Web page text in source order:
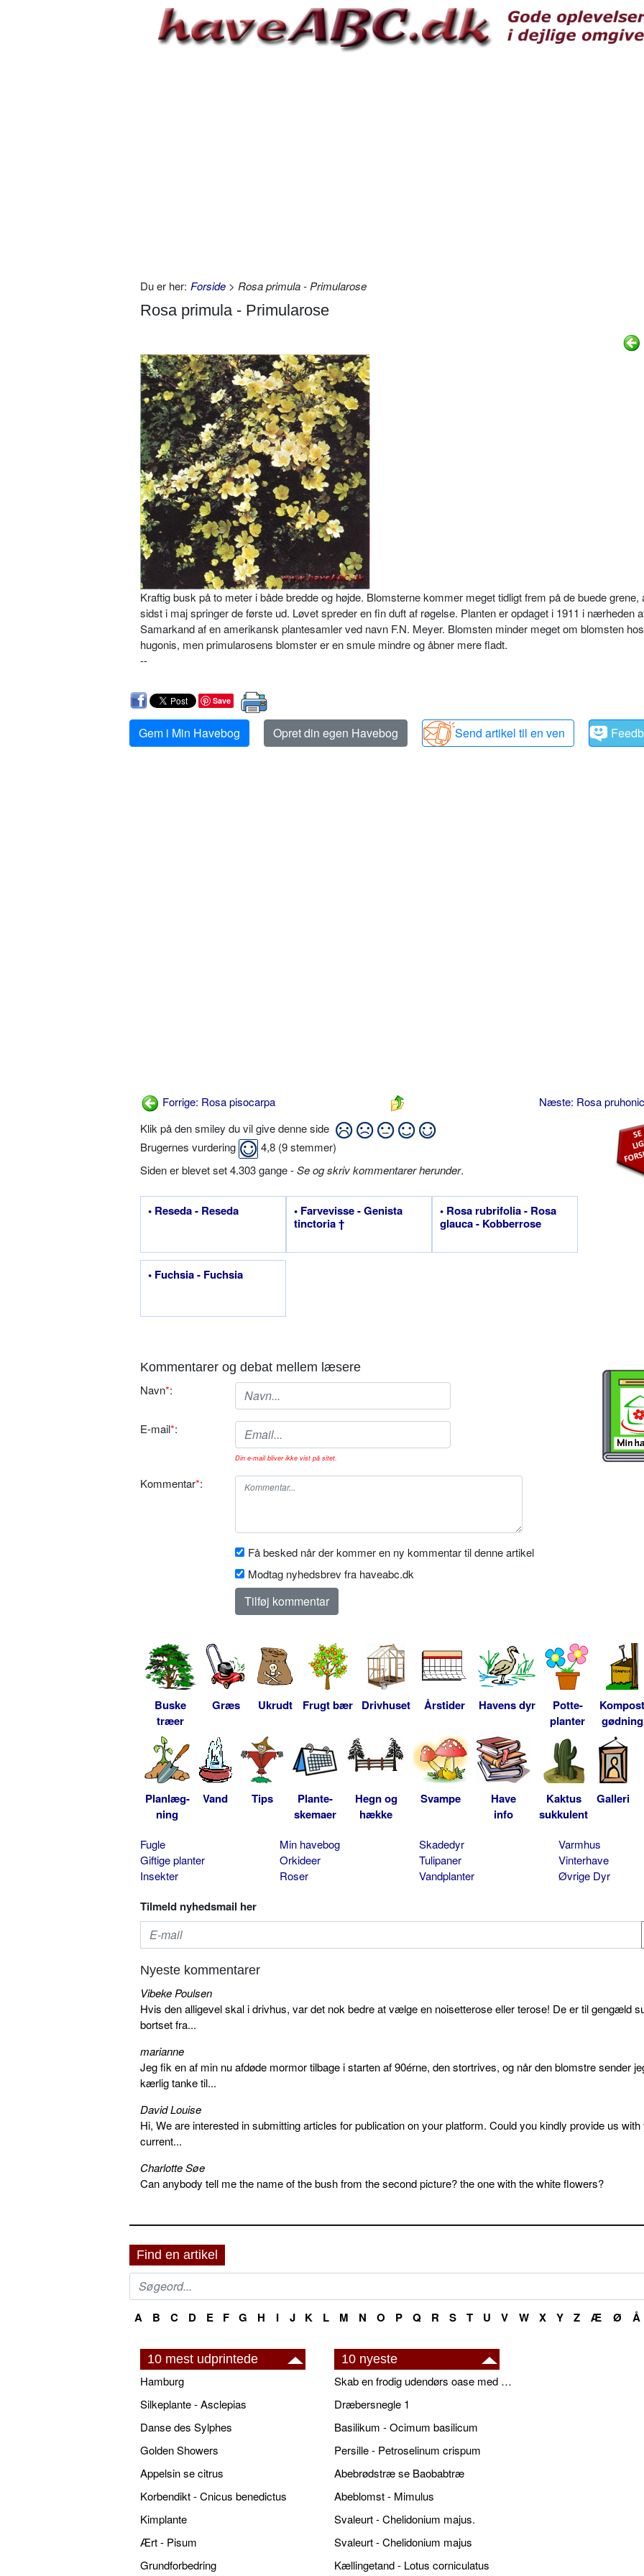
Du er her: Forside > Rosa primula - Primularose
Rosa primula - Primularose
Kraftig busk på to meter i både bredde og højde. Blomsterne kommer meget tidligt frem på de buede grene,
sidst i maj springer de første ud. Løvet spreder en fin duft af røgelse. Planten er opdaget i 1911 i nærheden
Samarkand af en amerikansk plantesamler ved navn F.N. Meyer. Blomsten minder meget om blomsten
hugonis, men primularosens blomster er en smule mindre og åbner mere fladt.
--
Save
Gem i Min Havebog Opret din egen Havebog Send artikel til en ven
Forrige: Rosa pisocarpa
Næste: Rosa
Klik på den smiley du vil give denne side
Brugernes vurdering
4,8 (9stemmer)
Siden er blevet set 4.303 gange -Se og skriv kommentarer herunder.
• Reseda - Reseda
• Farvevisse - Genista
tinctoria †
• Rosa rubrifolia - Rosa
glauca - Kobberrose
• Fuchsia - Fuchsia
Kommentarer og debat mellem læsere
Navn*:
E-mail*:
Din e-mail bliver ikke vist på sitet.
Kommentar*:
Få besked når der kommer en ny kommentar til denne artikel
Modtag nyhedsbrev fra haveabc.dk
Buske
træer
Græs Ukrudt Frugt bær Drivhuset Årstider Havens dyr
Potte-
planter
Kompost
gødning
Planlæg-
ning
Vand Tips
Plante-
skemaer
Hegn og
hække
Svampe
Have
info
Kaktus
sukkulent
Galleri
Fugle
Giftige planter
Insekter
Min havebog
Orkideer
Roser
Skadedyr
Tulipaner
Vandplanter
Varmhus
Vinterhave
Øvrige Dyr
Tilmeld nyhedsmail her
Nyeste kommentarer
Vibeke Poulsen
Hvis den alligevel skal i drivhus, var det nok bedre at vælge en noisetterose eller terose! De er til gengæld
bortset fra...
marianne
Jeg fik en af min nu afdøde mormor tilbage i starten af 90érne, den stortrives, og når den blomstre sender
kærlig tanke til...
David Louise
Hi, We are interested in submitting articles for publication on your platform. Could you kindly provide us with
current...
Charlotte Søe
Can anybody tell me the name of the bush from the second picture? the one with the white flowers?
Find en artikel
A B C D E F G H I J K L M N O P Q R S T U V W X Y Z Æ Ø Å
10 mest udprintede
Hamburg
Silkeplante - Asclepias
Danse des Sylphes
Golden Showers
Appelsin se citrus
Korbendikt - Cnicus benedictus
Kimplante
Ært - Pisum
Grundforbedring
10 nyeste
Skab en frodig udendørs oase med smukke plantekrukker og elegante espalier
Dræbersnegle 1
Basilikum - Ocimum basilicum
Persille - Petroselinum crispum
Abebrødstræ se Baobabtræ
Abeblomst - Mimulus
Svaleurt - Chelidonium majus.
Svaleurt - Chelidonium majus
Kællingetand - Lotus corniculatus